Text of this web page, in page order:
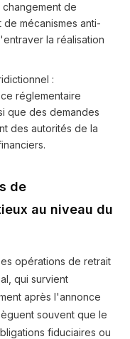
de
mécanismes anti-
la réalisation
:
réglementaire
que des demandes
des autorités de la
de
au niveau du
opérations de retrait
qui survient
après l'annonce
souvent que le
fiduciaires ou